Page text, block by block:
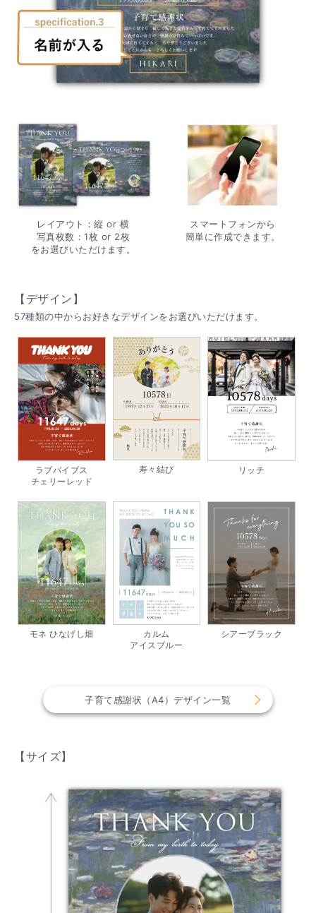
レイアウト：縦 or 横
写真枚数：1枚 or 2枚
をお選びいただけます。
スマートフォンから
簡単に作成できます。
【デザイン】
57種類の中からお好きなデザインをお選びいただけます。
ラブバイブス
チェリーレッド
寿々結び リッチ
モネ ひなげし畑
カルム
アイスブルー
シアーブラック
子育て感謝状（A4）デザイン一覧
【サイズ】